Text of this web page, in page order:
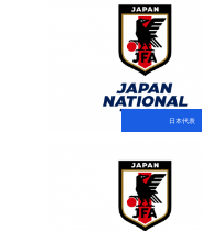
日本代表